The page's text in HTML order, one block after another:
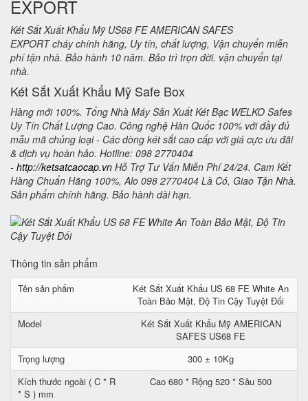
EXPORT
Két Sắt Xuất Khẩu Mỹ US68 FE AMERICAN SAFES
EXPORT cháy chính hãng, Uy tín, chất lượng, Vận chuyển miễn
phí tận nhà. Bảo hành 10 năm. Bảo trì trọn đời. vận chuyển tại
nhà.
Két Sắt Xuất Khẩu Mỹ Safe Box
Hàng mới 100%. Tổng Nhà Máy Sản Xuất Két Bạc WELKO Safes
Uy Tín Chất Lượng Cao. Công nghệ Hàn Quốc 100% với đầy đủ
mẫu mã chủng loại - Các dòng két sắt cao cấp với giá cực ưu đãi
& dịch vụ hoàn hảo. Hotline: 098 2770404
- http://ketsatcaocap.vn Hỗ Trợ Tư Vấn Miễn Phí 24/24. Cam Kết
Hàng Chuẩn Hãng 100%, Alo 098 2770404 Là Có, Giao Tận Nhà.
Sản phẩm chính hãng. Bảo hành dài hạn.
Thông tin sản phẩm
Tên sản phẩm
Két Sắt Xuất Khẩu US 68 FE White An
Toàn Bảo Mật, Độ Tin Cậy Tuyệt Đối
Model
Két Sắt Xuất Khẩu Mỹ AMERICAN
SAFES US68 FE
Trọng lượng
300 ± 10Kg
Kích thước ngoài ( C * R
* S ) mm
Cao 680 * Rộng 520 * Sâu 500